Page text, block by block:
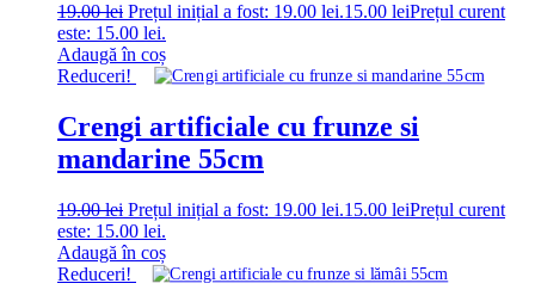
19.00lei Prețul inițial a fost: 19.00 lei.15.00 leiPrețul curent
este: 15.00 lei.
Adaugă în coș
Reduceri!
Crengi artificiale cu frunze si
mandarine 55cm
19.00lei Prețul inițial a fost: 19.00 lei.15.00 leiPrețul curent
este: 15.00 lei.
Adaugă în coș
Reduceri!